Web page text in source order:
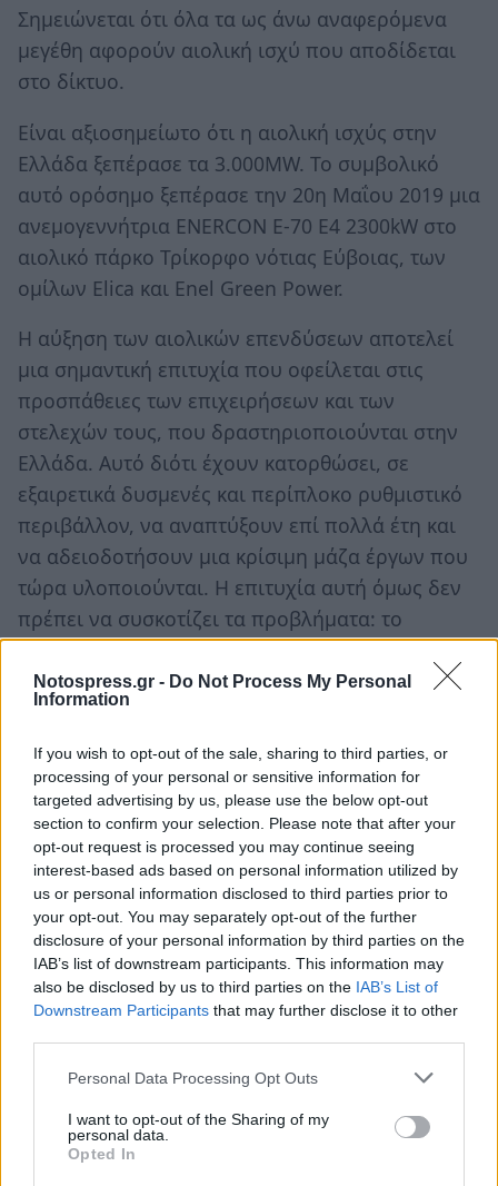
Notospress.gr - Do Not Process My Personal
Information
If you wish to opt-out of the sale, sharing to third parties, or
processing of your personal or sensitive information for
targeted advertising by us, please use the below opt-out
section to confirm your selection. Please note that after your
opt-out request is processed you may continue seeing
interest-based ads based on personal information utilized by
us or personal information disclosed to third parties prior to
your opt-out. You may separately opt-out of the further
disclosure of your personal information by third parties on the
IAB’s list of downstream participants. This information may
also be disclosed by us to third parties on the IAB’s List of
Downstream Participants that may further disclose it to other
Personal Data Processing Opt Outs
I want to opt-out of the Sharing of my
personal data.
Opted In
Σημειώνεται ότι όλα τα ως άνω αναφερόμενα
μεγέθη αφορούν αιολική ισχύ που αποδίδεται
στο δίκτυο.
Είναι αξιοσημείωτο ότι η αιολική ισχύς στην
Ελλάδα ξεπέρασε τα 3.000MW. Το συμβολικό
αυτό ορόσημο ξεπέρασε την 20η Μαΐου 2019 μια
ανεμογεννήτρια ENERCON E-70 E4 2300kW στο
αιολικό πάρκο Τρίκορφο νότιας Εύβοιας, των
ομίλων Elica και Enel Green Power.
Η αύξηση των αιολικών επενδύσεων αποτελεί
μια σημαντική επιτυχία που οφείλεται στις
προσπάθειες των επιχειρήσεων και των
στελεχών τους, που δραστηριοποιούνται στην
Ελλάδα. Αυτό διότι έχουν κατορθώσει, σε
εξαιρετικά δυσμενές και περίπλοκο ρυθμιστικό
περιβάλλον, να αναπτύξουν επί πολλά έτη και
να αδειοδοτήσουν μια κρίσιμη μάζα έργων που
τώρα υλοποιούνται. Η επιτυχία αυτή όμως δεν
πρέπει να συσκοτίζει τα προβλήματα: το
πλαίσιο στην Ελλάδα -όσον αφορά πρωτίστως
την αδειοδότηση μετά την άδεια παραγωγής-
παραμένει αναποτελεσματικό όπως άλλωστε
αναδεικνύεται από τον μειωμένο ανταγωνισμό
και την μη κάλυψη της ισχύος που
προκηρύσσεται στους διαγωνισμούς Α.Π.Ε.
Η γεωγραφική κατανομή της αιολικής ισχύος, 30
Ιουνίου 2019 στην φωτογραφία.
TAGS: ΠΕΡΙΒΑΛΛΟΝ